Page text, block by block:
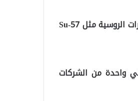
وأضاف الخبراء أن الطائرة الجديدة قد تجاوزت الطائرات الأمريكية مثل F-35 والطائرات الروسية مثل Su-57
واحدة من الشركات